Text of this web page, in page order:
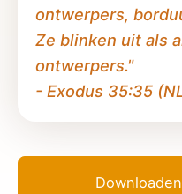
ontwerpers,
Ze blinken uit als
ontwerpers."
- Exodus 35:35